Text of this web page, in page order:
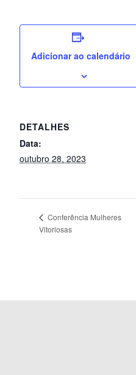
Adicionar ao calendário
DETALHES
Data:
outubro 28, 2023
Conferência Mulheres
Vitoriosas